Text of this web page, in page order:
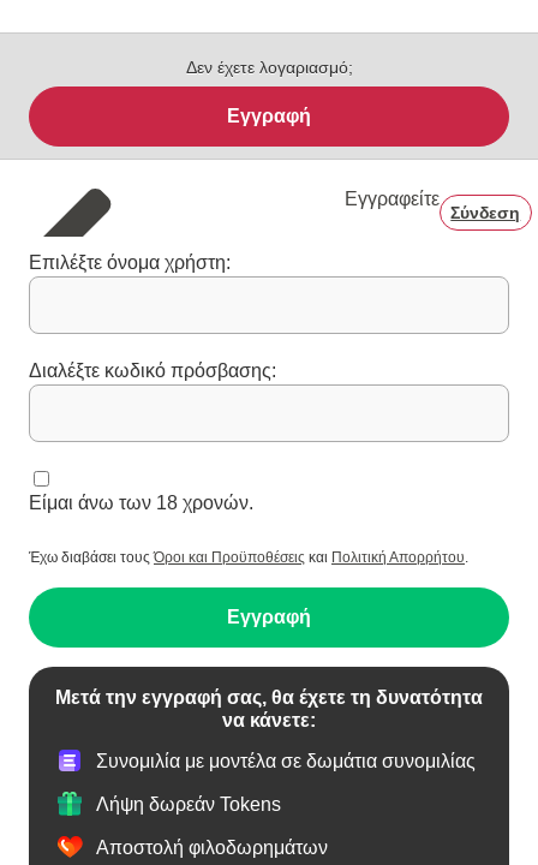
Δεν έχετε λογαριασμό;
Εγγραφή
Εγγραφείτε
Σύνδεση
Επιλέξτε όνομα χρήστη:
Διαλέξτε κωδικό πρόσβασης:
Είμαι άνω των 18 χρονών.
Έχω διαβάσει τουςΌροι και Προϋποθέσεις και Πολιτική Απορρήτου.
Εγγραφή
Μετά την εγγραφή σας, θα έχετε τη δυνατότητα
να κάνετε:
Συνομιλία με μοντέλα σε δωμάτια συνομιλίας
Λήψη δωρεάν Tokens
Αποστολή φιλοδωρημάτων